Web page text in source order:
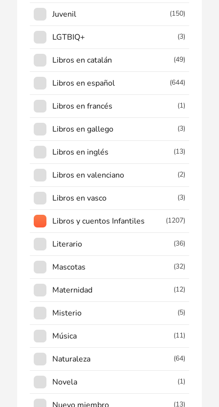
Juvenil (150)
LGTBIQ+ (3)
Libros en catalán (49)
Libros en español (644)
Libros en francés (1)
Libros en gallego (3)
Libros en inglés (13)
Libros en valenciano (2)
Libros en vasco (3)
Libros y cuentos Infantiles (1207)
Literario (36)
Mascotas (32)
Maternidad (12)
Misterio (5)
Música (11)
Naturaleza (64)
Novela (1)
Nuevo miembro (13)